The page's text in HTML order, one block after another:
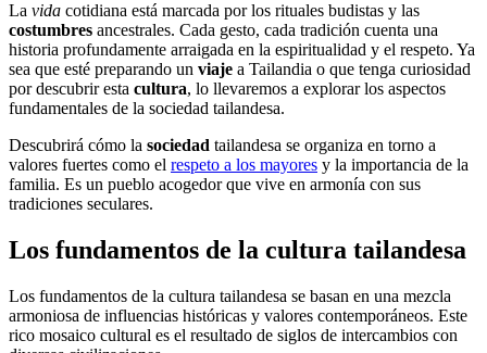
La vida cotidiana está marcada por los rituales budistas y las
costumbres ancestrales. Cada gesto, cada tradición cuenta una
historia profundamente arraigada en la espiritualidad y el respeto. Ya
sea que esté preparando un viaje a Tailandia o que tenga curiosidad
por descubrir esta cultura, lo llevaremos a explorar los aspectos
fundamentales de la sociedad tailandesa.
Descubrirá cómo la sociedad tailandesa se organiza en torno a
valores fuertes como el respeto a los mayores y la importancia de la
familia. Es un pueblo acogedor que vive en armonía con sus
tradiciones seculares.
Los fundamentos de la cultura tailandesa
Los fundamentos de la cultura tailandesa se basan en una mezcla
armoniosa de influencias históricas y valores contemporáneos. Este
rico mosaico cultural es el resultado de siglos de intercambios con